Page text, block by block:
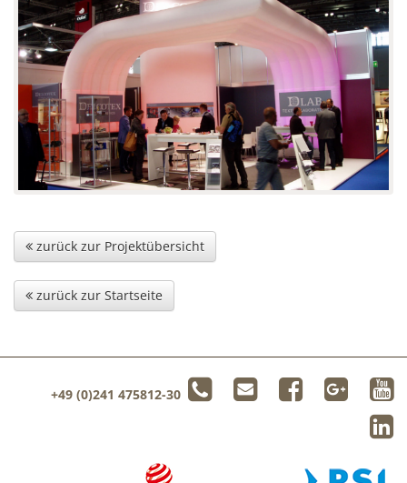
zurück zur Projektübersicht
zurück zur Startseite
+49 (0)241 475812-30